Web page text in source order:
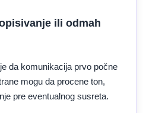
ili odmah
da komunikacija prvo počne
mogu da procene ton,
pre eventualnog susreta.